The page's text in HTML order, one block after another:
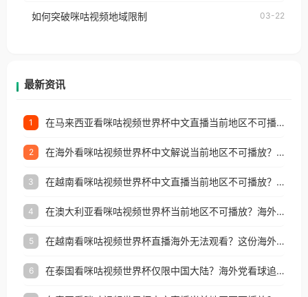
户收听网易云音乐地区版权限制」的问题，无论人在
如何突破咪咕视频地域限制 03-22
最新资讯
1 在马来西亚看咪咕视频世界杯中文直播当前地区不可播放？这篇指南帮你搞定海外看球难题
2 在海外看咪咕视频世界杯中文解说当前地区不可播放？这篇指南帮你解决所有问题
3 在越南看咪咕视频世界杯中文直播当前地区不可播放？这篇指南帮你解决所有海外观赛难题
4 在澳大利亚看咪咕视频世界杯当前地区不可播放？海外党体育观赛终极指南
5 在越南看咪咕视频世界杯直播海外无法观看？这份海外观赛终极指南帮你搞定
6 在泰国看咪咕视频世界杯仅限中国大陆？海外党看球追剧的终极破局指南